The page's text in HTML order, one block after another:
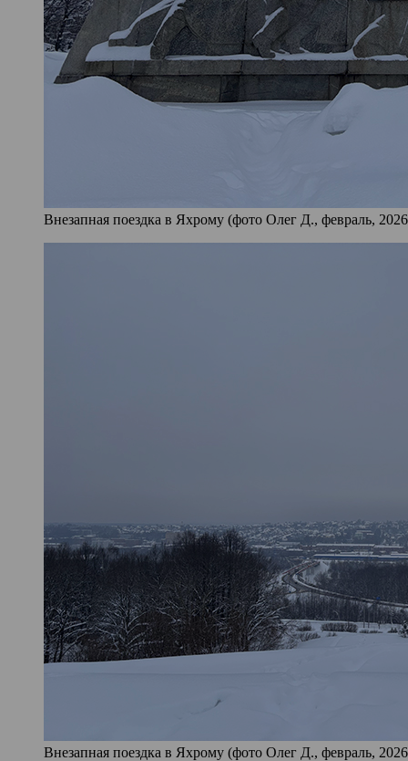
Внезапная поездка в Яхрому (фото Олег Д., февраль,
Внезапная поездка в Яхрому (фото Олег Д., февраль,